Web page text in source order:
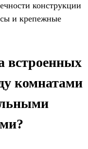
конструкции
и крепежные
встроенных
комнатами